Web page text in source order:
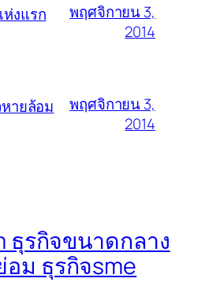
งแรก
พฤศจิกายน 3,
2014
ายล้อม
พฤศจิกายน 3,
2014
ธุรกิจขนาดกลาง
ม ธุรกิจsme